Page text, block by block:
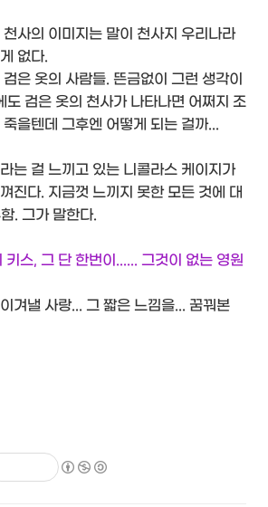
사의 이미지는 말이 천사지 우리나라
없다.
은 옷의 사람들. 뜬금없이 그런 생각이
도 검은 옷의 천사가 나타나면 어쩌지 조
을텐데 그후엔 어떻게 되는 걸까...
는 걸 느끼고 있는 니콜라스 케이지가
진다. 지금껏 느끼지 못한 모든 것에 대
. 그가 말한다.
키스, 그 단 한번이...... 그것이 없는 영원
겨낼 사랑... 그 짧은 느낌을... 꿈꿔본